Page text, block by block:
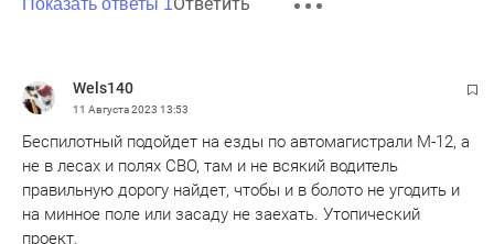
Показать ответы 1
Wels140
11 Августа 2023 13:53
Беспилотный подойдет на езды по автомагистрали М-12, а
не в лесах и полях СВО, там и не всякий водитель
правильную дорогу найдет, чтобы и в болото не угодить и
на минное поле или засаду не заехать. Утопический
проект.